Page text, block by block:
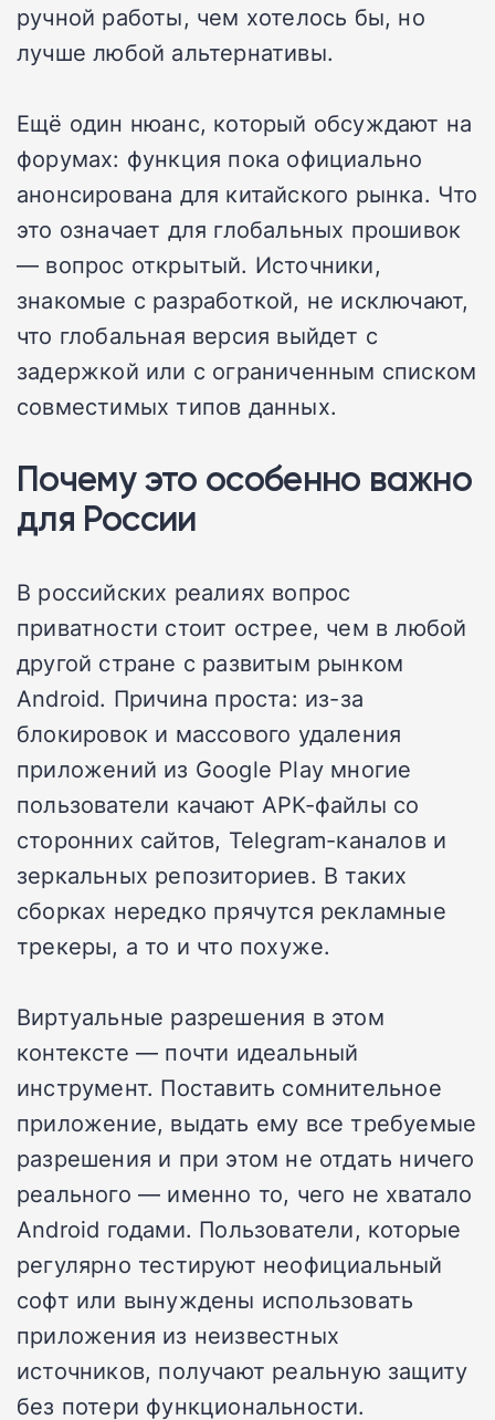
ручной работы, чем хотелось бы, но
лучше любой альтернативы.
Ещё один нюанс, который обсуждают на
форумах: функция пока официально
анонсирована для китайского рынка. Что
это означает для глобальных прошивок
— вопрос открытый. Источники,
знакомые с разработкой, не исключают,
что глобальная версия выйдет с
задержкой или с ограниченным списком
совместимых типов данных.
Почему это особенно важно
для России
В российских реалиях вопрос
приватности стоит острее, чем в любой
другой стране с развитым рынком
Android. Причина проста: из-за
блокировок и массового удаления
приложений из Google Play многие
пользователи качают APK-файлы со
сторонних сайтов, Telegram-каналов и
зеркальных репозиториев. В таких
сборках нередко прячутся рекламные
трекеры, а то и что похуже.
Виртуальные разрешения в этом
контексте — почти идеальный
инструмент. Поставить сомнительное
приложение, выдать ему все требуемые
разрешения и при этом не отдать ничего
реального — именно то, чего не хватало
Android годами. Пользователи, которые
регулярно тестируют неофициальный
софт или вынуждены использовать
приложения из неизвестных
источников, получают реальную защиту
без потери функциональности.